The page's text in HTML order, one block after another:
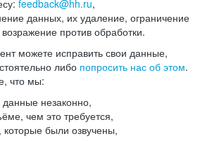
feedback@hh.ru,
данных, их удаление, ограничение
против обработки.
можете исправить свои данные,
либо попросить нас об этом.
что мы:
незаконно,
чем это требуется,
которые были озвучены,